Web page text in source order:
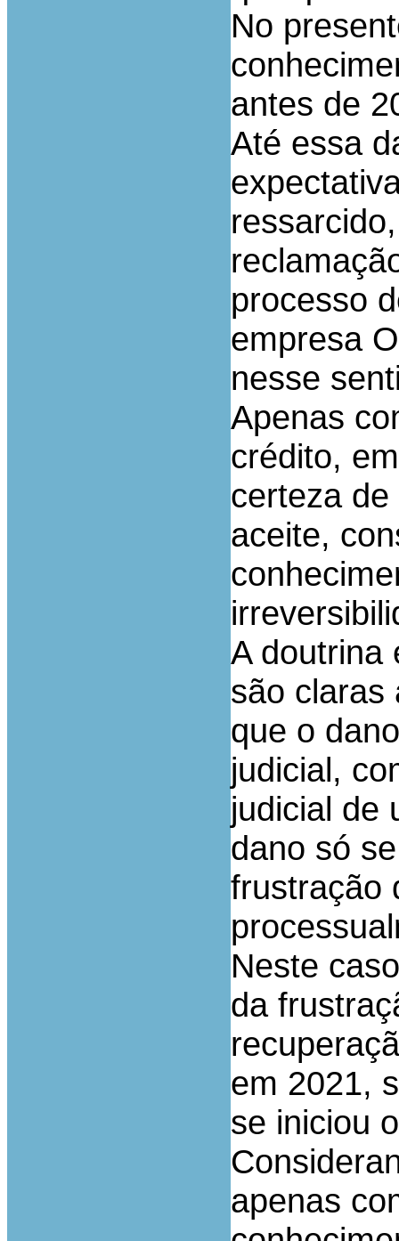
No
antes de
Até essa
processo
empresa
nesse
Apenas
crédito,
certeza
aceite,
A doutrina
são claras
que o
judicial,
judicial de
dano só
frustração
Neste
da
em 2021,
se iniciou
apenas